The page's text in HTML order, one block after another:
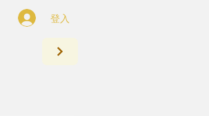
登入